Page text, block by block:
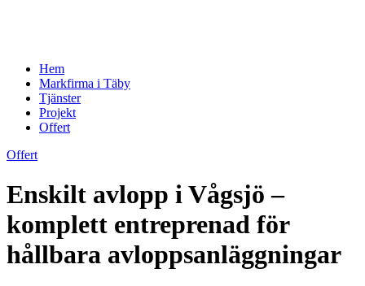
Hem
Markfirma i Täby
Tjänster
Projekt
Offert
Offert
Enskilt avlopp i Vågsjö –
komplett entreprenad för
hållbara avloppsanläggningar